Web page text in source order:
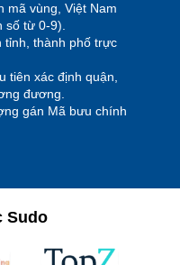
mã vùng, Việt Nam
từ 0-9).
tỉnh, thành phố trực
tiên xác định quận,
đương.
gán Mã bưu chính
Sudo